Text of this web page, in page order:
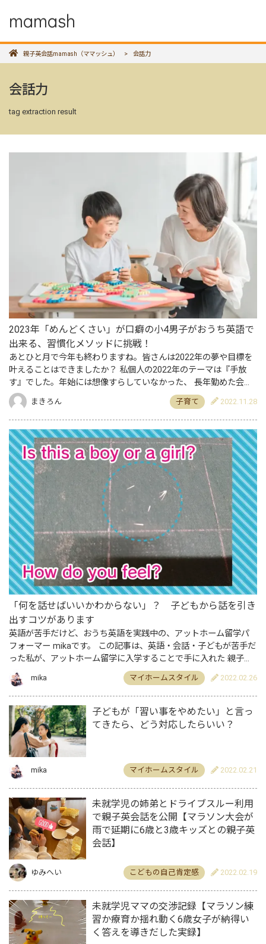
mamash
親子英会話mamash（ママッシュ） > 会話力
会話力
tag extraction result
2023年「めんどくさい」が口癖の小4男子がおうち英語で
出来る、習慣化メソッドに挑戦！
あとひと月で今年も終わりますね。皆さんは2022年の夢や目標を
叶えることはできましたか？ 私個人の2022年のテーマは『手放
す』でした。年始には想像すらしていなかった、 長年勤めた会社
員の仕事もこの11月についに手放しました。 それまでの毎…
まきろん 子育て 2022.11.28
「何を話せばいいかわからない」？ 子どもから話を引き
出すコツがあります
英語が苦手だけど、おうち英語を実践中の、アットホーム留学パ
フォーマー mikaです。 この記事は、英語・会話・子どもが苦手だ
った私が、アットホーム留学に入学することで手に入れた 親子の
英語力、コミュニケーション力、子供の自立心、親子関係につ…
mika マイホームスタイル 2022.02.26
子どもが「習い事をやめたい」と言っ
てきたら、どう対応したらいい？
mika マイホームスタイル 2022.02.21
未就学児の姉弟とドライブスルー利用
で親子英会話を公開【マラソン大会が
雨で延期に6歳と3歳キッズとの親子英
会話】
ゆみへい こどもの自己肯定感 2022.02.19
未就学児ママの交渉記録【マラソン練
習か療育か揺れ動く6歳女子が納得い
く答えを導きだした実録】